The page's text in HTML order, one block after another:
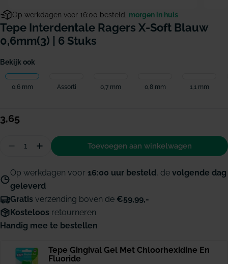
Op werkdagen voor 16:00 besteld, morgen in huis
Tepe Interdentale Ragers X-Soft Blauw
0,6mm(3) | 6 Stuks
Bekijk ook
0,6 mm Assorti 0,7 mm 0,8 mm 1,1 mm
Normale
3,65
Hoeveelheid
Aantal verminderen voor TePe Interdentale
Hoeveelheid verhogen voor TePe
Toevoegen aan winkelwagen
Op werkdagen voor 16:00 uur besteld, de volgende dag
geleverd
Gratis verzending boven de €59,99,-
Kosteloos retourneren
Handig mee te bestellen
Tepe Gingival Gel Met Chloorhexidine En
Fluoride